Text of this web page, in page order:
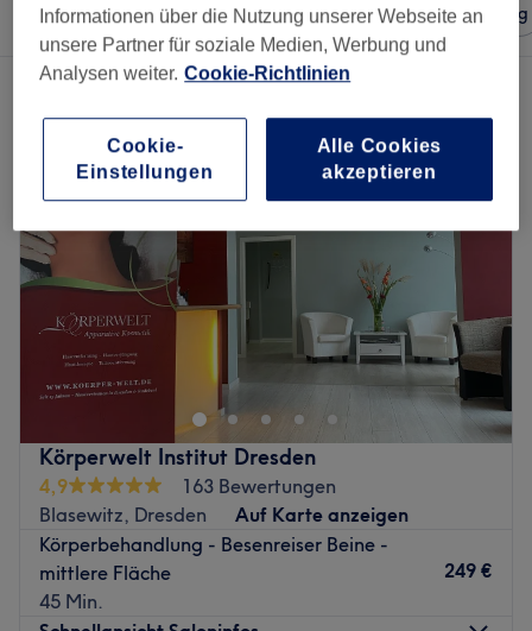
Sortieren nach Salons Expressangebote Bewertung
Ein Salon, der anbietet: körperpeelings in Dresden
Körperwelt Institut Dresden
4,9
163 Bewertungen
Blasewitz, Dresden
Auf Karte anzeigen
Körperbehandlung - Besenreiser Beine -
mittlere Fläche
45 Min.
249 €
Informationen über die Nutzung unserer Webseite an
unsere Partner für soziale Medien, Werbung und
Analysen weiter. Cookie-Richtlinien
Cookie-
Einstellungen
Alle Cookies
akzeptieren